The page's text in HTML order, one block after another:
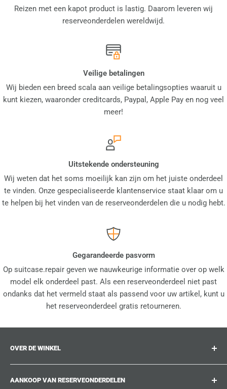
Reizen met een kapot product is lastig. Daarom leveren wij
reserveonderdelen wereldwijd.
Veilige betalingen
Wij bieden een breed scala aan veilige betalingsopties waaruit u
kunt kiezen, waaronder creditcards, Paypal, Apple Pay en nog veel
meer!
Uitstekende ondersteuning
Wij weten dat het soms moeilijk kan zijn om het juiste onderdeel
te vinden. Onze gespecialiseerde klantenservice staat klaar om u
te helpen bij het vinden van de reserveonderdelen die u nodig hebt.
Gegarandeerde pasvorm
Op suitcase.repair geven we nauwkeurige informatie over op welk
model elk onderdeel past. Als een reserveonderdeel niet past
ondanks dat het vermeld staat als passend voor uw artikel, kunt u
het reserveonderdeel gratis retourneren.
OVER DE WINKEL
reserveonderdelen, accessoires en upgrades voor uw
AANKOOP VAN RESERVEONDERDELEN